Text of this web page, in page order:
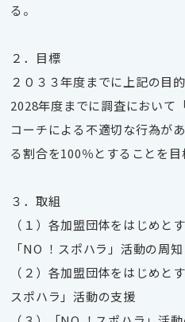
る。
２．目標
２０３３年度までに上記の目
2028年度までに調査において
コーチによる不適切な行為が
る割合を100％とすることを目
３．取組
（１）各加盟団体をはじめと
「NO ！スポハラ」活動の周知
（２）各加盟団体をはじめと
スポハラ」活動の支援